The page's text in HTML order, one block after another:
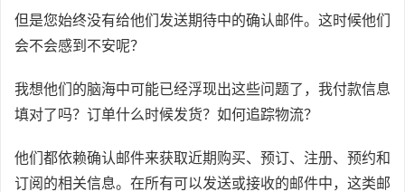
但是您始终没有给他们发送期待中的确认邮件。这时候他们
会不会感到不安呢？
我想他们的脑海中可能已经浮现出这些问题了，我付款信息
填对了吗？订单什么时候发货？如何追踪物流？
他们都依赖确认邮件来获取近期购买、预订、注册、预约和
订阅的相关信息。在所有可以发送或接收的邮件中，这类邮